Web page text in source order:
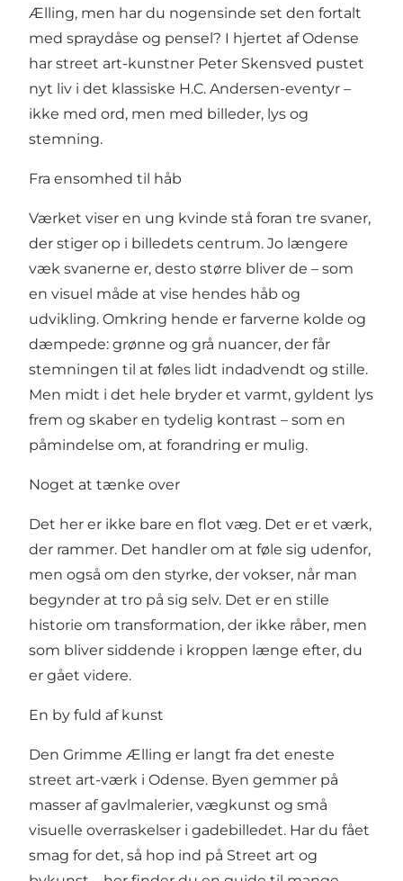
Ælling, men har du nogensinde set den fortalt
med spraydåse og pensel? I hjertet af Odense
har street art-kunstner Peter Skensved pustet
nyt liv i det klassiske H.C. Andersen-eventyr –
ikke med ord, men med billeder, lys og
stemning.
Fra ensomhed til håb
Værket viser en ung kvinde stå foran tre svaner,
der stiger op i billedets centrum. Jo længere
væk svanerne er, desto større bliver de – som
en visuel måde at vise hendes håb og
udvikling. Omkring hende er farverne kolde og
dæmpede: grønne og grå nuancer, der får
stemningen til at føles lidt indadvendt og stille.
Men midt i det hele bryder et varmt, gyldent lys
frem og skaber en tydelig kontrast – som en
påmindelse om, at forandring er mulig.
Noget at tænke over
Det her er ikke bare en flot væg. Det er et værk,
der rammer. Det handler om at føle sig udenfor,
men også om den styrke, der vokser, når man
begynder at tro på sig selv. Det er en stille
historie om transformation, der ikke råber, men
som bliver siddende i kroppen længe efter, du
er gået videre.
En by fuld af kunst
Den Grimme Ælling er langt fra det eneste
street art-værk i Odense. Byen gemmer på
masser af gavlmalerier, vægkunst og små
visuelle overraskelser i gadebilledet. Har du fået
smag for det, så hop ind på Street art og